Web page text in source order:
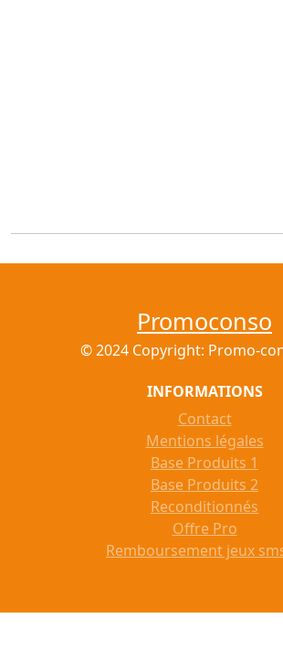
Promoconso
© 2024 Copyright: Promo-
INFORMATIONS
Contact
Mentions légales
Base Produits 1
Base Produits 2
Reconditionnés
Offre Pro
Remboursement jeux